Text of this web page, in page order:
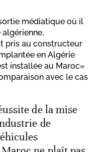
médiatique où il
pris au constructeur
en Algérie
installée au Maroc»
avec le cas
de la mise
de